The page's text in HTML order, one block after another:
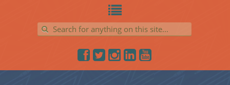
Search for: